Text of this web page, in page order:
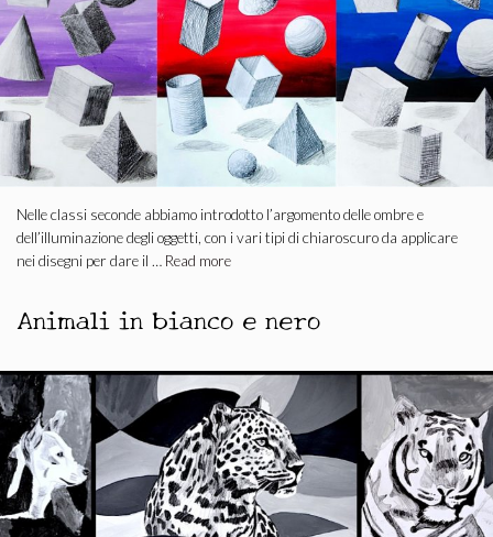
Nelle classi seconde abbiamo introdotto l’argomento delle ombre e
dell’illuminazione degli oggetti, con i vari tipi di chiaroscuro da applicare
nei disegni per dare il … Read more
Animali in bianco e nero